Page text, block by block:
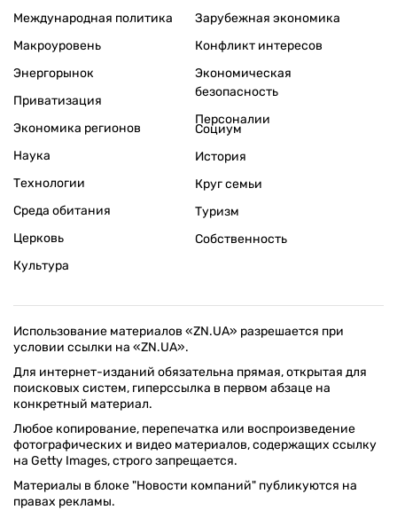
Международная политика
Макроуровень
Энергорынок
Приватизация
Экономика регионов
Зарубежная экономика
Конфликт интересов
Экономическая
безопасность
Персоналии
Наука
Технологии
Среда обитания
Церковь
Культура
Социум
История
Круг семьи
Туризм
Собственность
Использование материалов «ZN.UA» разрешается при
условии ссылки на «ZN.UA».
Для интернет-изданий обязательна прямая, открытая для
поисковых систем, гиперссылка в первом абзаце на
конкретный материал.
Любое копирование, перепечатка или воспроизведение
фотографических и видео материалов, содержащих ссылку
на Getty Images, строго запрещается.
Материалы в блоке "Новости компаний" публикуются на
правах рекламы.